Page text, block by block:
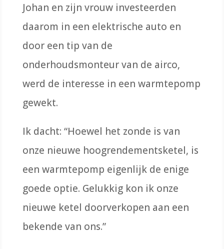
Johan en zijn vrouw investeerden
daarom in een elektrische auto en
door een tip van de
onderhoudsmonteur van de airco,
werd de interesse in een warmtepomp
gewekt.
Ik dacht: “Hoewel het zonde is van
onze nieuwe hoogrendementsketel, is
een warmtepomp eigenlijkde enige
goede optie. Gelukkig kon ik onze
nieuwe ketel doorverkopen aan een
bekende van ons.”